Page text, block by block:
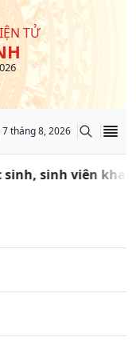
TỬ
7 tháng 8, 2026
sinh viên khai